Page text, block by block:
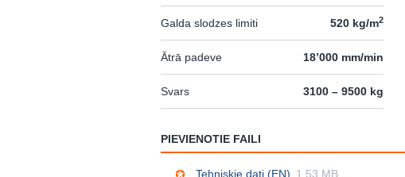
Galda slodzes limiti 520 kg/m2
Ātrā padeve 18’000 mm/min
Svars 3100 – 9500 kg
PIEVIENOTIE FAILI
Tehniskie dati (EN) 1,53 MB